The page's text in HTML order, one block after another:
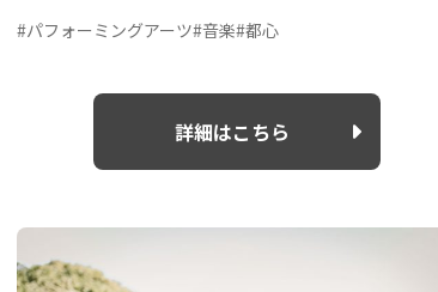
#パフォーミングアーツ#音楽#都心
詳細はこちら